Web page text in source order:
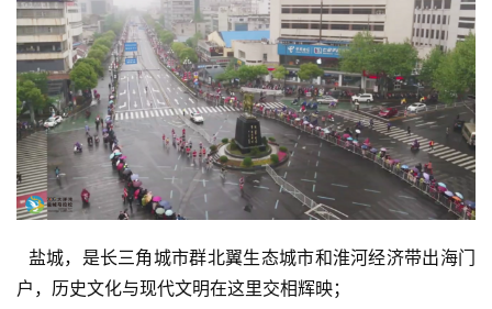
比
赛
观
察
装
备
盐城，是长三角城市群北翼生态城市和淮河经济带出海门
户，历史文化与现代文明在这里交相辉映；